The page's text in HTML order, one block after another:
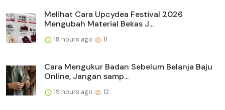
Melihat Cara Upcydea Festival 2026
Mengubah Material Bekas J...
18 hours ago 11
Cara Mengukur Badan Sebelum Belanja Baju
Online, Jangan samp...
19 hours ago 12